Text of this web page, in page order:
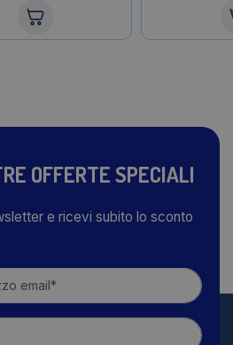
OFFERTE SPECIALI
e ricevi subito lo sconto